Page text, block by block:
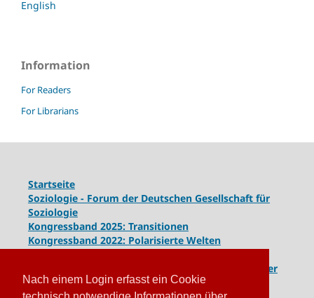
Nach einem Login erfasst ein Cookie
English
Information
For Readers
For Librarians
Startseite
Soziologie - Forum der Deutschen Gesellschaft für
Soziologie
Kongressband 2025: Transitionen
Kongressband 2022: Polarisierte Welten
Komplexe Dynamiken globaler
und lokaler Entwicklungen